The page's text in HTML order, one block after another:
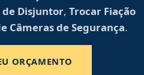
Disjuntor, Trocar Fiação
Câmeras de Segurança.
ORÇAMENTO